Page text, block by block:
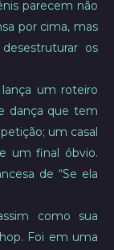
parecem não
por cima, mas
os
um roteiro
dança que tem
um casal
um final óbvio.
de “Se ela
como sua
Foi em uma